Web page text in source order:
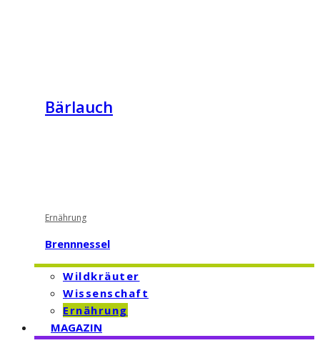
Bärlauch
Ernährung
Brennnessel
Wildkräuter
Wissenschaft
Ernährung
MAGAZIN